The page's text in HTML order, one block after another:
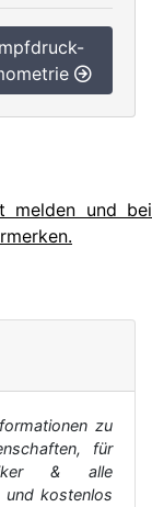
melden und bei
zu
für
& alle
und kostenlos